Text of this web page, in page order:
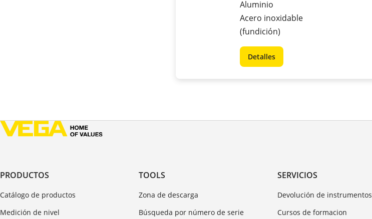
Aluminio
Acero inoxidable
(fundición)
Detalles
PRODUCTOS
Catálogo de productos
Medición de nivel
TOOLS
Zona de descarga
Búsqueda por número de serie
SERVICIOS
Devolución de instrumentos
Cursos de formacion